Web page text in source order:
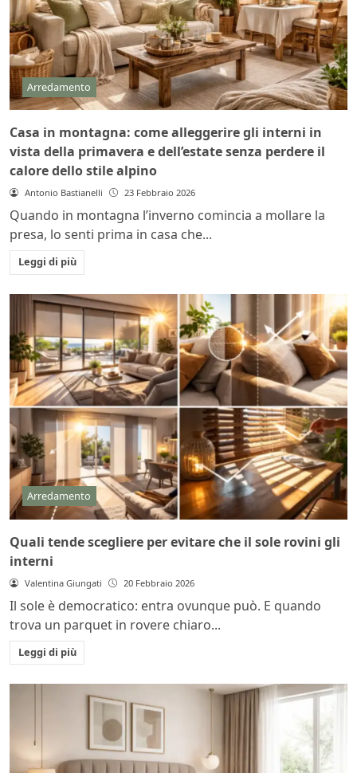
Arredamento
Casa in montagna: come alleggerire gli interni in
vista della primavera e dell’estate senza perdere il
calore dello stile alpino
Antonio Bastianelli 23 Febbraio 2026
Quando in montagna l’inverno comincia a mollare la
presa, lo senti prima in casa che...
Leggi di più
Arredamento
Quali tende scegliere per evitare che il sole rovini gli
interni
Valentina Giungati 20 Febbraio 2026
Il sole è democratico: entra ovunque può. E quando
trova un parquet in rovere chiaro...
Leggi di più